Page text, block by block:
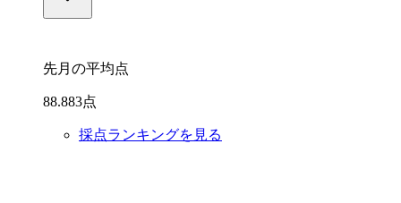
先月の平均点
88.883点
採点ランキングを見る